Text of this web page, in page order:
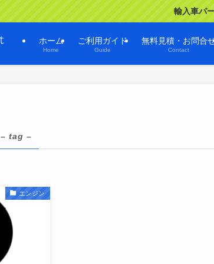
輸入車パ
ホーム
Home
ご利用ガイド
Guide
無料見積・お問合
Contact
– tag –
エンジン